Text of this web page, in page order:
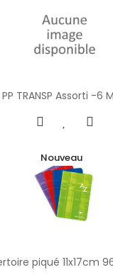
TRANSP Assorti -6
Nouveau
piqué 11x17cm